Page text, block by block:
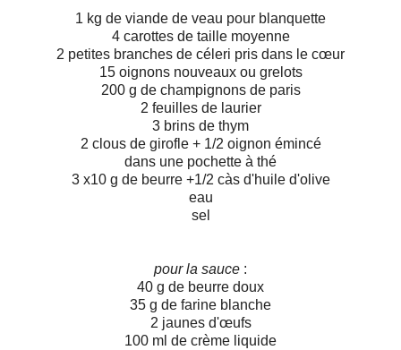
1 kg de viande de veau pour blanquette
4 carottes de taille moyenne
2 petites branches de céleri pris dans le cœur
15 oignons nouveaux ou grelots
200 g de champignons de paris
2 feuilles de laurier
3 brins de thym
2 clous de girofle + 1/2 oignon émincé
dans une pochette à thé
3 x10 g de beurre +1/2 càs d'huile d'olive
eau
sel
pour la sauce :
40 g de beurre doux
35 g de farine blanche
2 jaunes d'œufs
100 ml de crème liquide